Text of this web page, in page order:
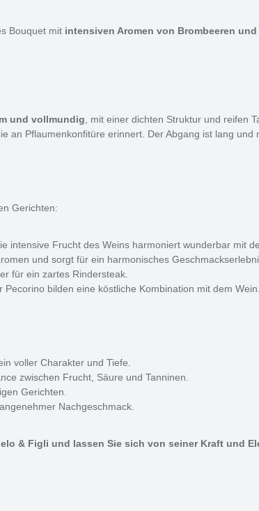
Bouquet mit intensiven Aromen von Brombeeren
und vollmundig , mit einer dichten Struktur und reifen
an Pflaumenkonfitüre erinnert. Der Abgang ist lang und
Gerichten:
intensive Frucht des Weins harmoniert wunderbar mit
und sorgt für ein harmonisches
für ein zartes Rindersteak.
Pecorino bilden eine köstliche Kombination mit dem Wein.
voller Charakter und Tiefe.
zwischen Frucht, Säure und Tanninen.
Gerichten.
Nachgeschmack.
& Figli und lassen Sie sich von seiner Kraft und